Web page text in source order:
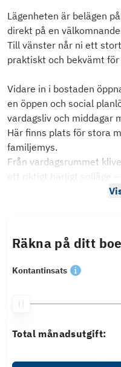
Lägenheten är belägen
direkt på en
Till vänster når ni ett
praktiskt och bekvämt
Vidare in i bostaden
en öppen och social
vardagsliv och middagar
Här finns plats för stora
familjemys.
Från vardagsrummet
ett riktigt härligt solläge –
Räkna på ditt
Kontantinsats
Total månadsutgift: